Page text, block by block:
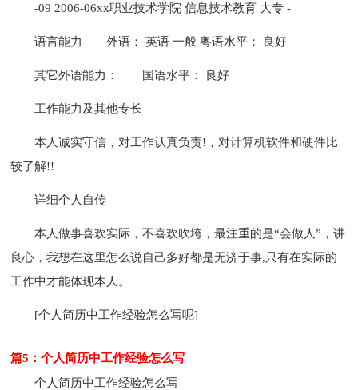
-09 2006-06xx职业技术学院 信息技术教育 大专 -
语言能力 外语： 英语 一般 粤语水平： 良好
其它外语能力： 国语水平： 良好
工作能力及其他专长
本人诚实守信，对工作认真负责!，对计算机软件和硬件比
较了解!!
详细个人自传
本人做事喜欢实际，不喜欢吹垮，最注重的是“会做人”，讲
良心，我想在这里怎么说自己多好都是无济于事,只有在实际的
工作中才能体现本人。
[个人简历中工作经验怎么写呢]
篇5：个人简历中工作经验怎么写
个人简历中工作经验怎么写